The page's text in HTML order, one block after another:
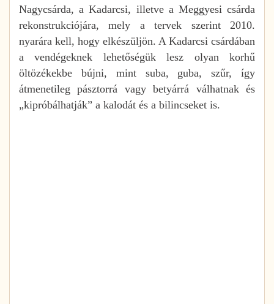
Nagycsárda, a Kadarcsi, illetve a Meggyesi csárda
rekonstrukciójára, mely a tervek szerint 2010.
nyarára kell, hogy elkészüljön. A Kadarcsi csárdában
a vendégeknek lehetőségük lesz olyan korhű
öltözékekbe bújni, mint suba, guba, szűr, így
átmenetileg pásztorrá vagy betyárrá válhatnak és
„kipróbálhatják” a kalodát és a bilincseket is.